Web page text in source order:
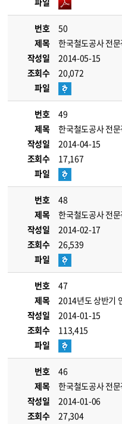
번호
50
제목
한국철도공사 전
작성일
2014-05-15
조회수
20,072
파일
번호
49
제목
한국철도공사 전
작성일
2014-04-15
조회수
17,167
파일
번호
48
제목
한국철도공사 전
작성일
2014-02-17
조회수
26,539
파일
번호
47
제목
2014년도 상반기
작성일
2014-01-15
조회수
113,415
파일
번호
46
제목
한국철도공사 전
작성일
2014-01-06
조회수
27,304